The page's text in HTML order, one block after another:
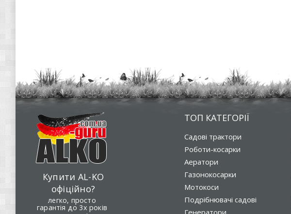
Купити AL-KO
офіційно?
легко, просто
гарантія до 3х років
ТОП КАТЕГОРІЇ
Садові трактори
Роботи-косарки
Аератори
Газонокосарки
Мотокоси
Подрібнювачі садові